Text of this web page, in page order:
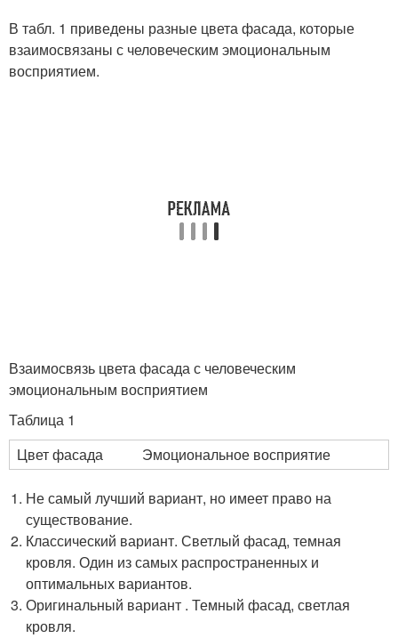
В табл. 1 приведены разные цвета фасада, которые
взаимосвязаны с человеческим эмоциональным
восприятием.
Взаимосвязь цвета фасада с человеческим
эмоциональным восприятием
Таблица 1
Цвет фасада
Эмоциональное восприятие
Не самый лучший вариант, но имеет право на
существование.
Классический вариант. Светлый фасад, темная
кровля. Один из самых распространенных и
оптимальных вариантов.
Оригинальный вариант . Темный фасад, светлая
кровля.